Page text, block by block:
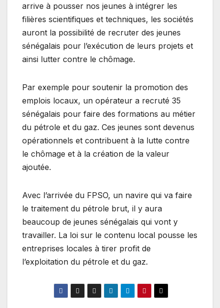
arrive à pousser nos jeunes à intégrer les
filières scientifiques et techniques, les sociétés
auront la possibilité de recruter des jeunes
sénégalais pour l’exécution de leurs projets et
ainsi lutter contre le chômage.
Par exemple pour soutenir la promotion des
emplois locaux, un opérateur a recruté 35
sénégalais pour faire des formations au métier
du pétrole et du gaz. Ces jeunes sont devenus
opérationnels et contribuent à la lutte contre
le chômage et à la création de la valeur
ajoutée.
Avec l’arrivée du FPSO, un navire qui va faire
le traitement du pétrole brut, il y aura
beaucoup de jeunes sénégalais qui vont y
travailler. La loi sur le contenu local pousse les
entreprises locales à tirer profit de
l’exploitation du pétrole et du gaz.